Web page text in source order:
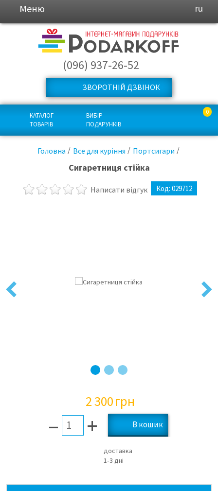
Меню ru
(096) 937-26-52
ЗВОРОТНІЙ ДЗВІНОК
КАТАЛОГ
ТОВАРІВ
ВИБІР
ПОДАРУНКІВ
0
Головна Все для куріння Портсигари
Сигаретниця стійка
Написати відгук Код: 029712
Previous Next
2 300грн
– +
доставка
1‑3 дні